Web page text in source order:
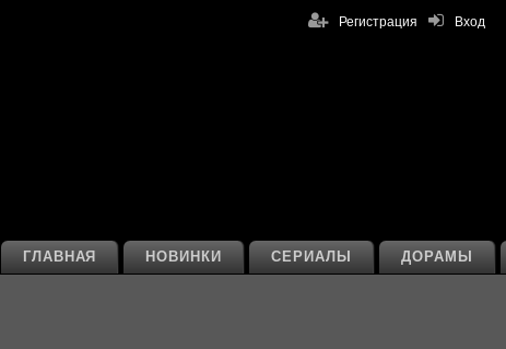
Вход
Регистрация
ДОРАМЫ
СЕРИАЛЫ
НОВИНКИ
ГЛАВНАЯ